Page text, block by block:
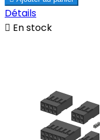
Détails
 En stock